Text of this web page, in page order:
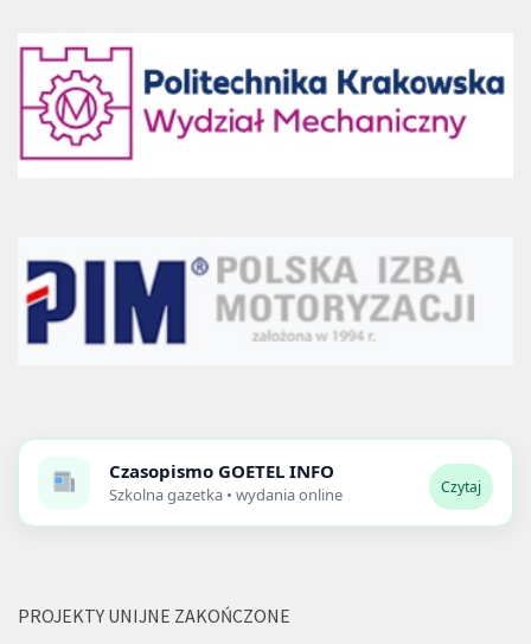
Czasopismo GOETEL INFO
Szkolna gazetka • wydania online Czytaj
PROJEKTY UNIJNE ZAKOŃCZONE